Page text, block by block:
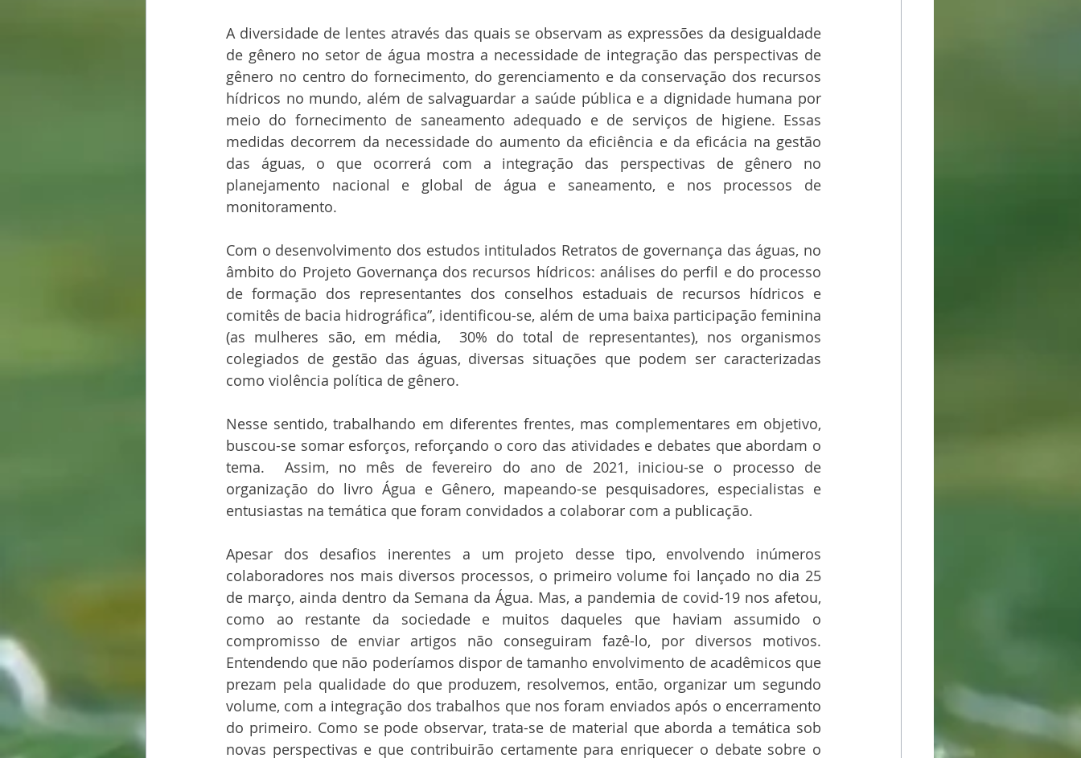
A diversidade de lentes através das quais se observam as expressões da desigualdade
de gênero no setor de água mostra a necessidade de integração das perspectivas de
gênero no centro do fornecimento, do gerenciamento e da conservação dos recursos
hídricos no mundo, além de salvaguardar a saúde pública e a dignidade humana por
meio do fornecimento de saneamento adequado e de serviços de higiene. Essas
medidas decorrem da necessidade do aumento da eficiência e da eficácia na gestão
das águas, o que ocorrerá com a integração das perspectivas de gênero no
planejamento nacional e global de água e saneamento, e nos processos de
monitoramento.
Com o desenvolvimento dos estudos intitulados Retratos de governança das águas, no
âmbito do Projeto Governança dos recursos hídricos: análises do perfil e do processo
de formação dos representantes dos conselhos estaduais de recursos hídricos e
comitês de bacia hidrográfica”, identificou-se, além de uma baixa participação feminina
(as mulheres são, em média,  30% do total de representantes), nos organismos
colegiados de gestão das águas, diversas situações que podem ser caracterizadas
como violência política de gênero.
Nesse sentido, trabalhando em diferentes frentes, mas complementares em objetivo,
buscou-se somar esforços, reforçando o coro das atividades e debates que abordam o
tema.  Assim, no mês de fevereiro do ano de 2021, iniciou-se o processo de
organização do livro Água e Gênero, mapeando-se pesquisadores, especialistas e
entusiastas na temática que foram convidados a colaborar com a publicação.
Apesar dos desafios inerentes a um projeto desse tipo, envolvendo inúmeros
colaboradores nos mais diversos processos, o primeiro volume foi lançado no dia 25
de março, ainda dentro da Semana da Água. Mas, a pandemia de covid-19 nos afetou,
como ao restante da sociedade e muitos daqueles que haviam assumido o
compromisso de enviar artigos não conseguiram fazê-lo, por diversos motivos.
Entendendo que não poderíamos dispor de tamanho envolvimento de acadêmicos que
prezam pela qualidade do que produzem, resolvemos, então, organizar um segundo
volume, com a integração dos trabalhos que nos foram enviados após o encerramento
do primeiro. Como se pode observar, trata-se de material que aborda a temática sob
novas perspectivas e que contribuirão certamente para enriquecer o debate sobre o